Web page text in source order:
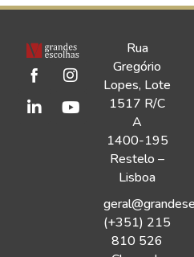
Rua
Gregório
Lopes, Lote
1517 R/C
A
1400-195
Restelo –
Lisboa
(+351) 215
810 526